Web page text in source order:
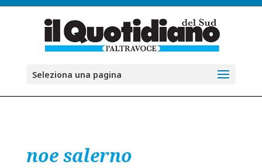
Seleziona una pagina
noe salerno